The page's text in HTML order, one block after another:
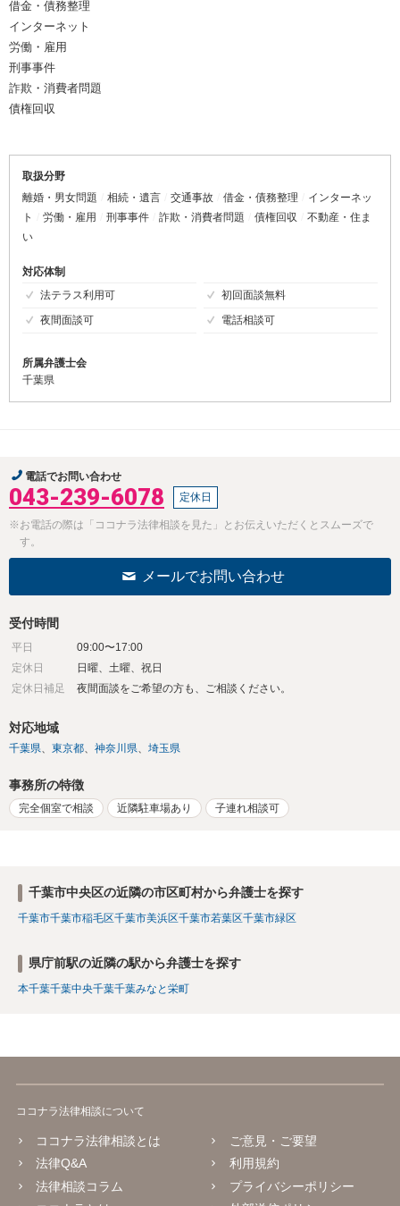
借金・債務整理
インターネット
労働・雇用
刑事事件
詐欺・消費者問題
債権回収
取扱分野
離婚・男女問題
相続・遺言 交通事故 借金・債務整理
インターネッ
ト
労働・雇用 刑事事件 詐欺・消費者問題 債権回収
不動産・住ま
い
対応体制
法テラス利用可
初回面談無料
夜間面談可
電話相談可
所属弁護士会
千葉県
電話でお問い合わせ
043-239-6078 定休日
※お電話の際は「ココナラ法律相談を見た」とお伝えいただくとスムーズで
す。
メールでお問い合わせ
受付時間
平日
09:00〜17:00
定休日
日曜、土曜、祝日
定休日補足
夜間面談をご希望の方も、ご相談ください。
対応地域
千葉県 東京都 神奈川県 埼玉県
事務所の特徴
完全個室で相談 近隣駐車場あり 子連れ相談可
千葉市中央区の近隣の市区町村から弁護士を探す
千葉市千葉市稲毛区千葉市美浜区千葉市若葉区千葉市緑区
県庁前駅の近隣の駅から弁護士を探す
本千葉千葉中央千葉千葉みなと栄町
ココナラ法律相談について
ココナラ法律相談とは
法律Q&A
法律相談コラム
ご意見・ご要望
利用規約
プライバシーポリシー